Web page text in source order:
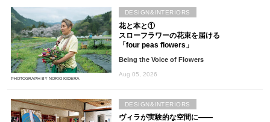
PHOTOGRAPH BY NORIO KIDERA
花と本と①
スローフラワーの花束を届ける
「four peas flowers」
Being the Voice of Flowers
Aug 05, 2026
DESIGN&INTERIORS
ヴィラが実験的な空間に――
DESIGN&INTERIORS